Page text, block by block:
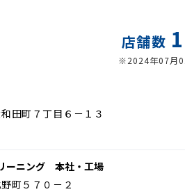
店舗数
※2024年07月
田町７丁目６－１３
ーニング 本社・工場
町５７０－２